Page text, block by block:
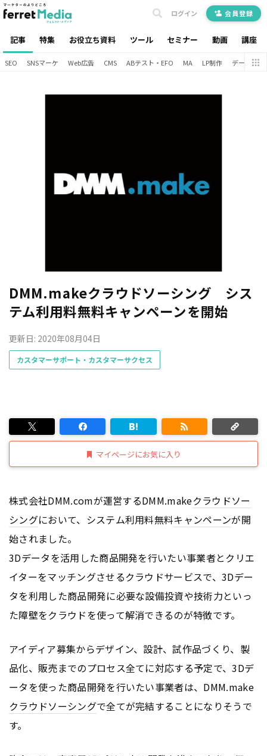
記事 特集 お役立ち資料 ツール セミナー 動画 講座
ログイン 会員登録
SEO SNSマーケ Web広告 CMS ABテスト・EFO MA LP制作 データ分析
DMM.makeクラウドソーシング シス
テム利用料無料キャンペーンを開始
更新日: 2020年08月04日
カスタマーサポート・カスタマーサクセス
マイページにお気に入り
株式会社DMM.comが運営するDMM.makeクラウドソー
シングにおいて、システム利用料無料キャンペーンが開
始されました。
3Dデータを活用した商品開発を行いたい事業者とクリエ
イターをマッチングさせるクラウドサービスで、3Dデー
タを利用した商品開発に必要な設備投資や技術力といっ
た障壁をクラウドを使って解消できるのが特徴です。
アイディア募集からデザイン、設計、試作品づくり、製
品化、販売までのプロセス全てに対応する予定で、3Dデ
ータを使った商品開発を行いたい事業者は、DMM.make
クラウドソーシングで全てが完結することになりそうで
す。